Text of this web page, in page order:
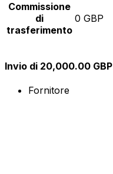
Commissione
di
trasferimento
0 GBP
Invio di 20,000.00 GBP
Fornitore